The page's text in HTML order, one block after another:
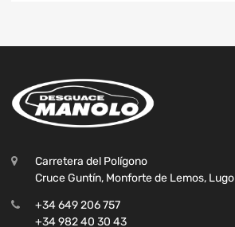
Carretera del Polígono
Cruce Guntín, Monforte de Lemos, Lugo
+34 649 206 757
+34 982 40 30 43